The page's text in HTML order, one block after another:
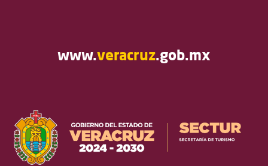
www.veracruz.gob.mx